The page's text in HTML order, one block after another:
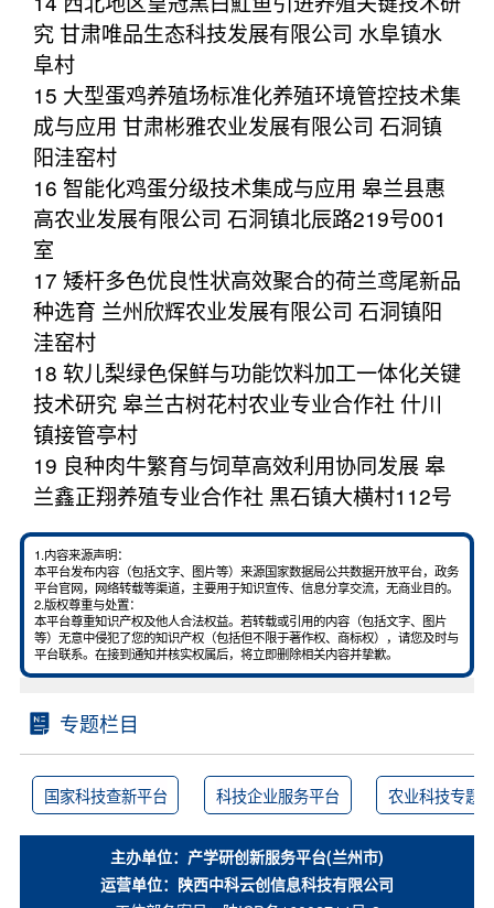
究 甘肃唯品生态科技发展有限公司 水阜镇水
阜村
15 大型蛋鸡养殖场标准化养殖环境管控技术集
成与应用 甘肃彬雅农业发展有限公司 石洞镇
阳洼窑村
16 智能化鸡蛋分级技术集成与应用 皋兰县惠
高农业发展有限公司 石洞镇北辰路219号001
室
17 矮杆多色优良性状高效聚合的荷兰鸢尾新品
种选育 兰州欣辉农业发展有限公司 石洞镇阳
洼窑村
18 软儿梨绿色保鲜与功能饮料加工一体化关键
技术研究 皋兰古树花村农业专业合作社 什川
镇接管亭村
19 良种肉牛繁育与饲草高效利用协同发展 皋
兰鑫正翔养殖专业合作社 黒石镇大横村112号
1.内容来源声明：
本平台发布内容（包括文字、图片等）来源国家数据局公共数据开放平台，政务
平台官网，网络转载等渠道，主要用于知识宣传、信息分享交流，无商业目的。
2.版权尊重与处置：
本平台尊重知识产权及他人合法权益。若转载或引用的内容（包括文字、图片
等）无意中侵犯了您的知识产权（包括但不限于著作权、商标权），请您及时与
平台联系。在接到通知并核实权属后，将立即删除相关内容并挚歉。
专题栏目
国家科技查新平台 科技企业服务平台 农业科技专题
主办单位：产学研创新服务平台(兰州市)
运营单位：陕西中科云创信息科技有限公司